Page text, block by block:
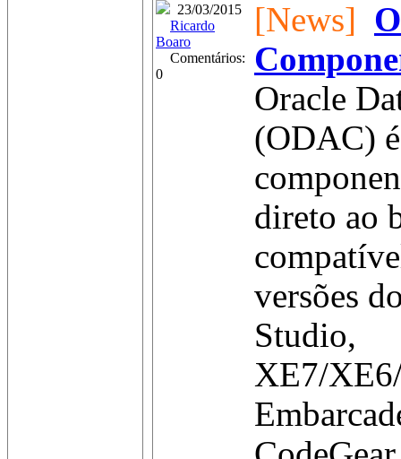
23/03/2015
Ricardo
Boaro
Comentários:
0
[News]
Oracle
(ODAC)
direto ao
versões
Studio,
XE7/